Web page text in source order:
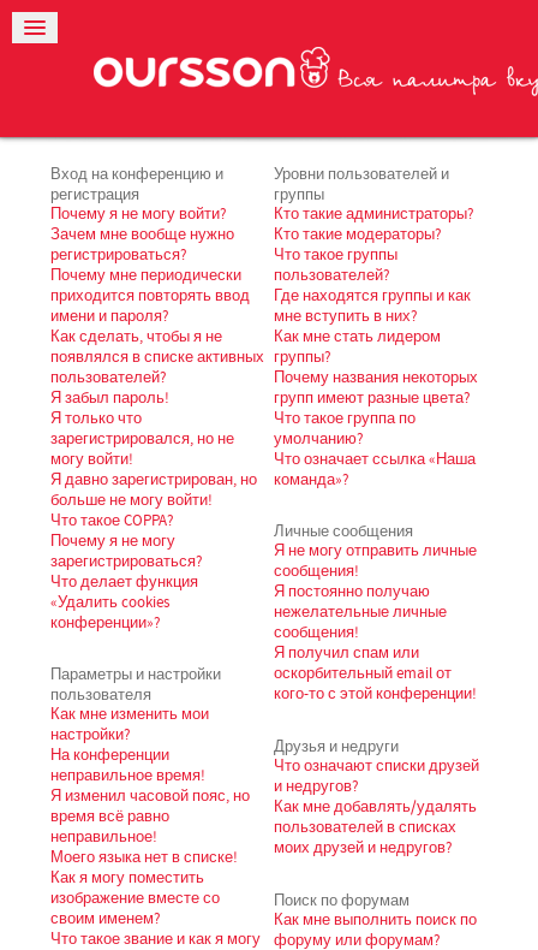
Вход на конференцию и
регистрация
Почему я не могу войти?
Зачем мне вообще нужно
регистрироваться?
Почему мне периодически
приходится повторять ввод
имени и пароля?
Как сделать, чтобы я не
появлялся в списке активных
пользователей?
Я забыл пароль!
Я только что
зарегистрировался, но не
могу войти!
Я давно зарегистрирован, но
больше не могу войти!
Что такое COPPA?
Почему я не могу
зарегистрироваться?
Что делает функция
«Удалить cookies
конференции»?
Параметры и настройки
пользователя
Как мне изменить мои
настройки?
На конференции
неправильное время!
Я изменил часовой пояс, но
время всё равно
неправильное!
Моего языка нет в списке!
Как я могу поместить
изображение вместе со
своим именем?
Что такое звание и как я могу
Уровни пользователей и
группы
Кто такие администраторы?
Кто такие модераторы?
Что такое группы
пользователей?
Где находятся группы и как
мне вступить в них?
Как мне стать лидером
группы?
Почему названия некоторых
групп имеют разные цвета?
Что такое группа по
умолчанию?
Что означает ссылка «Наша
команда»?
Личные сообщения
Я не могу отправить личные
сообщения!
Я постоянно получаю
нежелательные личные
сообщения!
Я получил спам или
оскорбительный email от
кого-то с этой конференции!
Друзья и недруги
Что означают списки друзей
и недругов?
Как мне добавлять/удалять
пользователей в списках
моих друзей и недругов?
Поиск по форумам
Как мне выполнить поиск по
форуму или форумам?